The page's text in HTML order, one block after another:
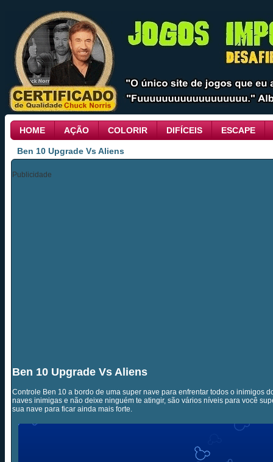
HOME AÇÃO COLORIR DIFÍCEIS ESCAPE
Ben 10 Upgrade Vs Aliens
Publicidade
Ben 10 Upgrade Vs Aliens
Controle Ben 10 a bordo de uma super nave para enfrentar todos o inimigos
naves inimigas e não deixe ninguém te atingir, são vários níveis para você
sua nave para ficar ainda mais forte.